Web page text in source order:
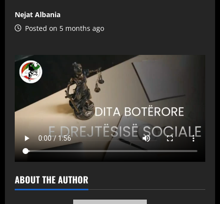
Nejat Albania
Posted on 5 months ago
ABOUT THE AUTHOR